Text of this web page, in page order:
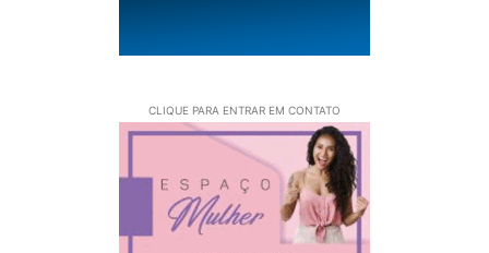
CLIQUE PARA ENTRAR EM CONTATO